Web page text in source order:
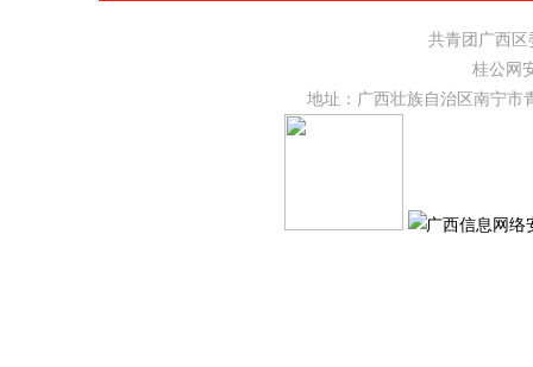
共青团广西
桂公网
地址：广西壮族自治区南宁市